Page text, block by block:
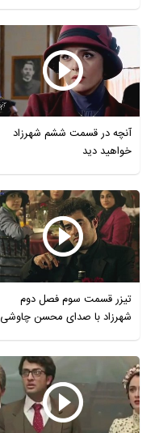
آنچه در قسمت ششم شهرزاد
خواهید دید
تیزر قسمت سوم فصل دوم
شهرزاد با صدای محسن چاوشی